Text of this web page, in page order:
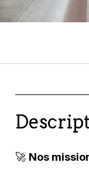
🚀 Nos